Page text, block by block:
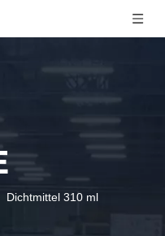
Dichtmittel 310 ml